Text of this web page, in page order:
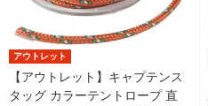
アウトレット
【アウトレット】キャプテンス
タッグ カラーテントロープ 直